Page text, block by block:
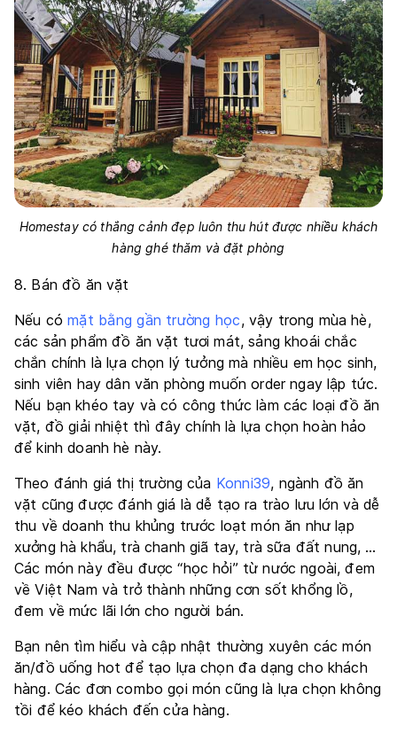
Homestay có thắng cảnh đẹp luôn thu hút được nhiều khách
hàng ghé thăm và đặt phòng
8. Bán đồ ăn vặt
Nếu cómặt bằng gần trường học, vậy trong mùa hè,
các sản phẩm đồ ăn vặt tươi mát, sảng khoái chắc
chắn chính là lựa chọn lý tưởng mà nhiều em học sinh,
sinh viên hay dân văn phòng muốn order ngay lập tức.
Nếu bạn khéo tay và có công thức làm các loại đồ ăn
vặt, đồ giải nhiệt thì đây chính là lựa chọn hoàn hảo
để kinh doanh hè này.
Theo đánh giá thị trường của Konni39, ngành đồ ăn
vặt cũng được đánh giá là dễ tạo ra trào lưu lớn và dễ
thu về doanh thu khủng trước loạt món ăn như lạp
xưởng hà khẩu, trà chanh giã tay, trà sữa đất nung, …
Các món này đều được “học hỏi” từ nước ngoài, đem
về Việt Nam và trở thành những cơn sốt khổng lồ,
đem về mức lãi lớn cho người bán.
Bạn nên tìm hiểu và cập nhật thường xuyên các món
ăn/đồ uống hot để tạo lựa chọn đa dạng cho khách
hàng. Các đơn combo gọi món cũng là lựa chọn không
tồi để kéo khách đến cửa hàng.